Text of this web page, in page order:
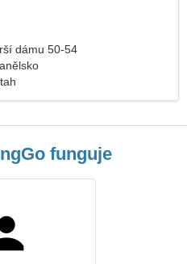
dámu 50-54
funguje